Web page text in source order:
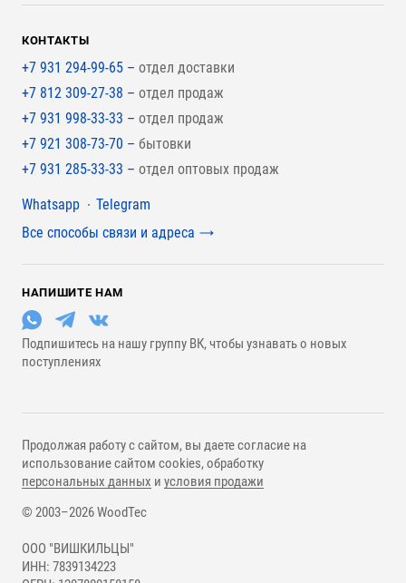
КОНТАКТЫ
+7 931 294-99-65 – отдел доставки
+7 812 309-27-38 – отдел продаж
+7 931 998-33-33 – отдел продаж
+7 921 308-73-70 – бытовки
+7 931 285-33-33 – отдел оптовых продаж
Мессенджеры
Whatsapp
Telegram
Все способы связи и адреса
НАПИШИТЕ НАМ
Подпишитесь на нашу группу ВК, чтобы узнавать о новых
поступлениях
© 2003–2026 WoodTec
ООО "ВИШКИЛЬЦЫ"
ИНН: 7839134223
Продолжая работу с сайтом, вы даете согласие на
использование сайтом cookies, обработку
персональных данных и условия продажи